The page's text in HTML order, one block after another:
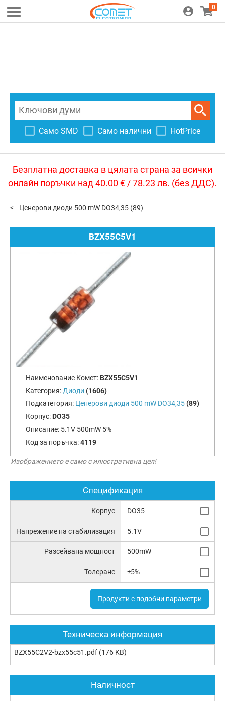
0
Само SMD Само налични HotPrice
Безплатна доставка в цялата страна за всички
онлайн поръчки над 40.00 € / 78.23 лв. (без ДДС).
Ценерови диоди 500 mW DO34,35 (89)
BZX55C5V1
Наименование Комет: BZX55C5V1
Категория: Диоди (1606)
Подкатегория: Ценерови диоди 500 mW DO34,35(89)
Корпус: DO35
Описание: 5.1V 500mW 5%
Код за поръчка:4119
Изображението е само с илюстративна цел!
Спецификация
Корпус DO35
Напрежение на стабилизация 5.1V
Разсейвана мощност 500mW
Толеранс ±5%
Продукти с подобни параметри
Техническа информация
BZX55C2V2-bzx55c51.pdf (176 KB)
Наличност